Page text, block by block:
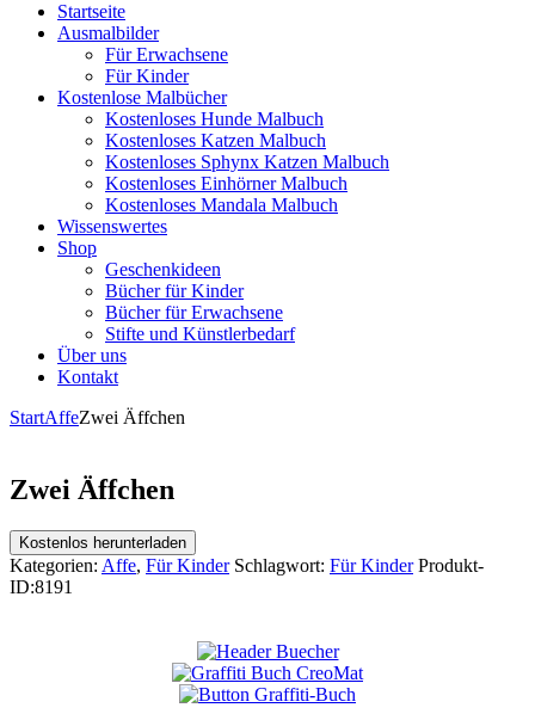
Startseite
Ausmalbilder
Für Erwachsene
Für Kinder
Kostenlose Malbücher
Kostenloses Hunde Malbuch
Kostenloses Katzen Malbuch
Kostenloses Sphynx Katzen Malbuch
Kostenloses Einhörner Malbuch
Kostenloses Mandala Malbuch
Wissenswertes
Shop
Geschenkideen
Bücher für Kinder
Bücher für Erwachsene
Stifte und Künstlerbedarf
Über uns
Kontakt
StartAffeZwei Äffchen
Zwei Äffchen
Kostenlos herunterladen
Kategorien: Affe, Für Kinder Schlagwort: Für Kinder Produkt-
ID:8191